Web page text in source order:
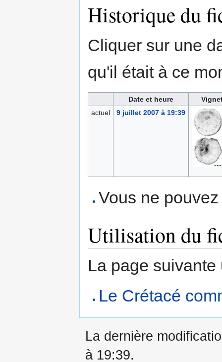
Historique du
Cliquer sur une
qu'il était à ce
Date et heure
actuel
9 juillet 2007 à 19:39
Vous ne
Utilisation du
La page
Le Crétacé
La dernière
à 19:39.